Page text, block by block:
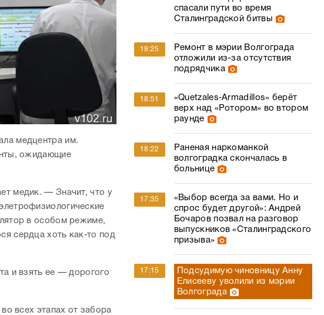
медцентра им.
ожидающие
медик. — Значит, что у
в особом режиме,
сердца хоть как-то под
и взять ее — дорогого
всех этапах от забора
спасали пути во время
Сталинградской битвы
19:25
Ремонт в мэрии Волгограда
отложили из-за отсутствия
подрядчика
18:51
«Quetzales‑Armadillos» берёт
верх над «Ротором» во втором
раунде
18:22
Раненая наркоманкой
волгоградка скончалась в
больнице
17:35
«Выбор всегда за вами. Но и
спрос будет другой»: Андрей
Бочаров позвал на разговор
выпускников «Сталинградского
призыва»
17:15
Подсудимую чиновницу Анну
Елисееву уволили из мэрии
Волгограда